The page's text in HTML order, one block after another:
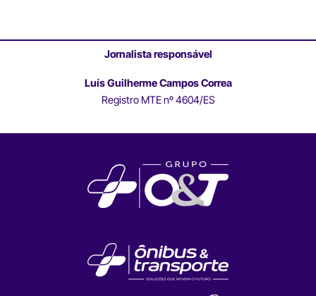
Jornalista responsável
Luís Guilherme Campos Correa
Registro MTE nº 4604/ES